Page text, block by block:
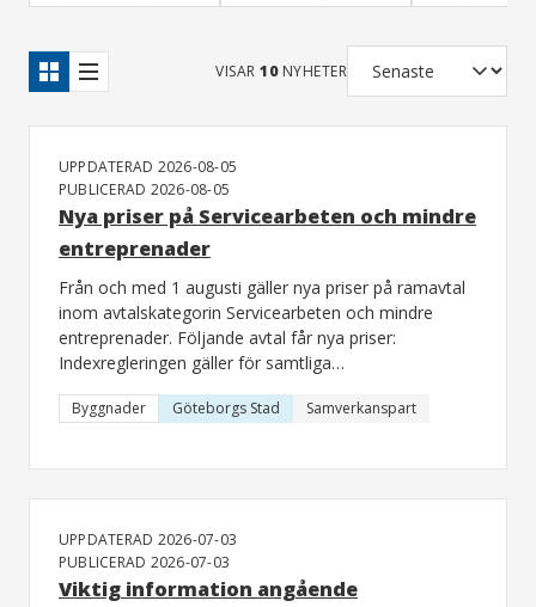
KortvyListvy VISAR10NYHETER
UPPDATERAD 2026-08-05
PUBLICERAD 2026-08-05
Nya priser på Servicearbeten och mindre
entreprenader
Från och med 1 augusti gäller nya priser på ramavtal
inom avtalskategorin Servicearbeten och mindre
entreprenader. Följande avtal får nya priser:
Indexregleringen gäller för samtliga…
Byggnader Göteborgs Stad Samverkanspart
UPPDATERAD 2026-07-03
PUBLICERAD 2026-07-03
Viktig information angående